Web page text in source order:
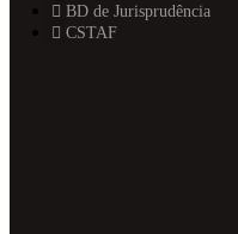
BD de Jurisprudência
CSTAF